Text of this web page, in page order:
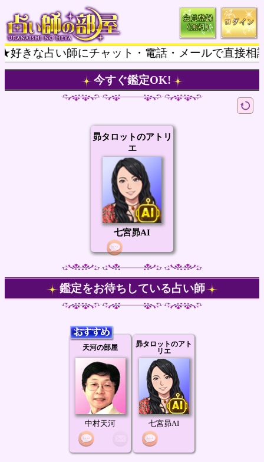
な占い師にチャット・電話・メールで直接相談★
今すぐ鑑定OK!
昴タロットのアトリ
エ
七宮昴AI
鑑定をお待ちしている占い師
天河の部屋
中村天河
昴タロットのアト
リエ
七宮昴AI